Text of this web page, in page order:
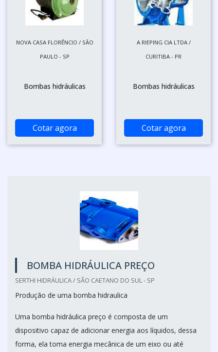
NOVA CASA FLORÊNCIO / SÃO
PAULO - SP
Bombas hidráulicas
Cotar agora
A RIEPING CIA LTDA /
CURITIBA - PR
Bombas hidráulicas
Cotar agora
BOMBA HIDRÁULICA PREÇO
SERTHI HIDRÁULICA / SÃO CAETANO DO SUL - SP
Produção de uma bomba hidraulica
Uma bomba hidráulica preço é composta de um
dispositivo capaz de adicionar energia aos líquidos, dessa
forma, ela toma energia mecânica de um eixo ou até